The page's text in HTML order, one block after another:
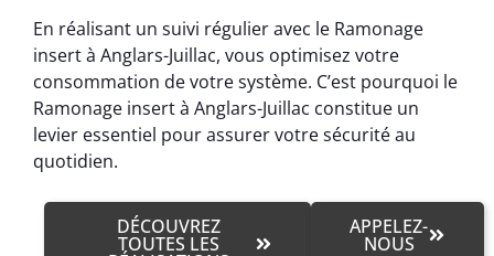
En réalisant un suivi régulier avec le Ramonage
insert à Anglars-Juillac, vous optimisez votre
consommation de votre système. C’est pourquoi le
Ramonage insert à Anglars-Juillac constitue un
levier essentiel pour assurer votre sécurité au
quotidien.
DÉCOUVREZ
TOUTES LES
APPELEZ-
NOUS